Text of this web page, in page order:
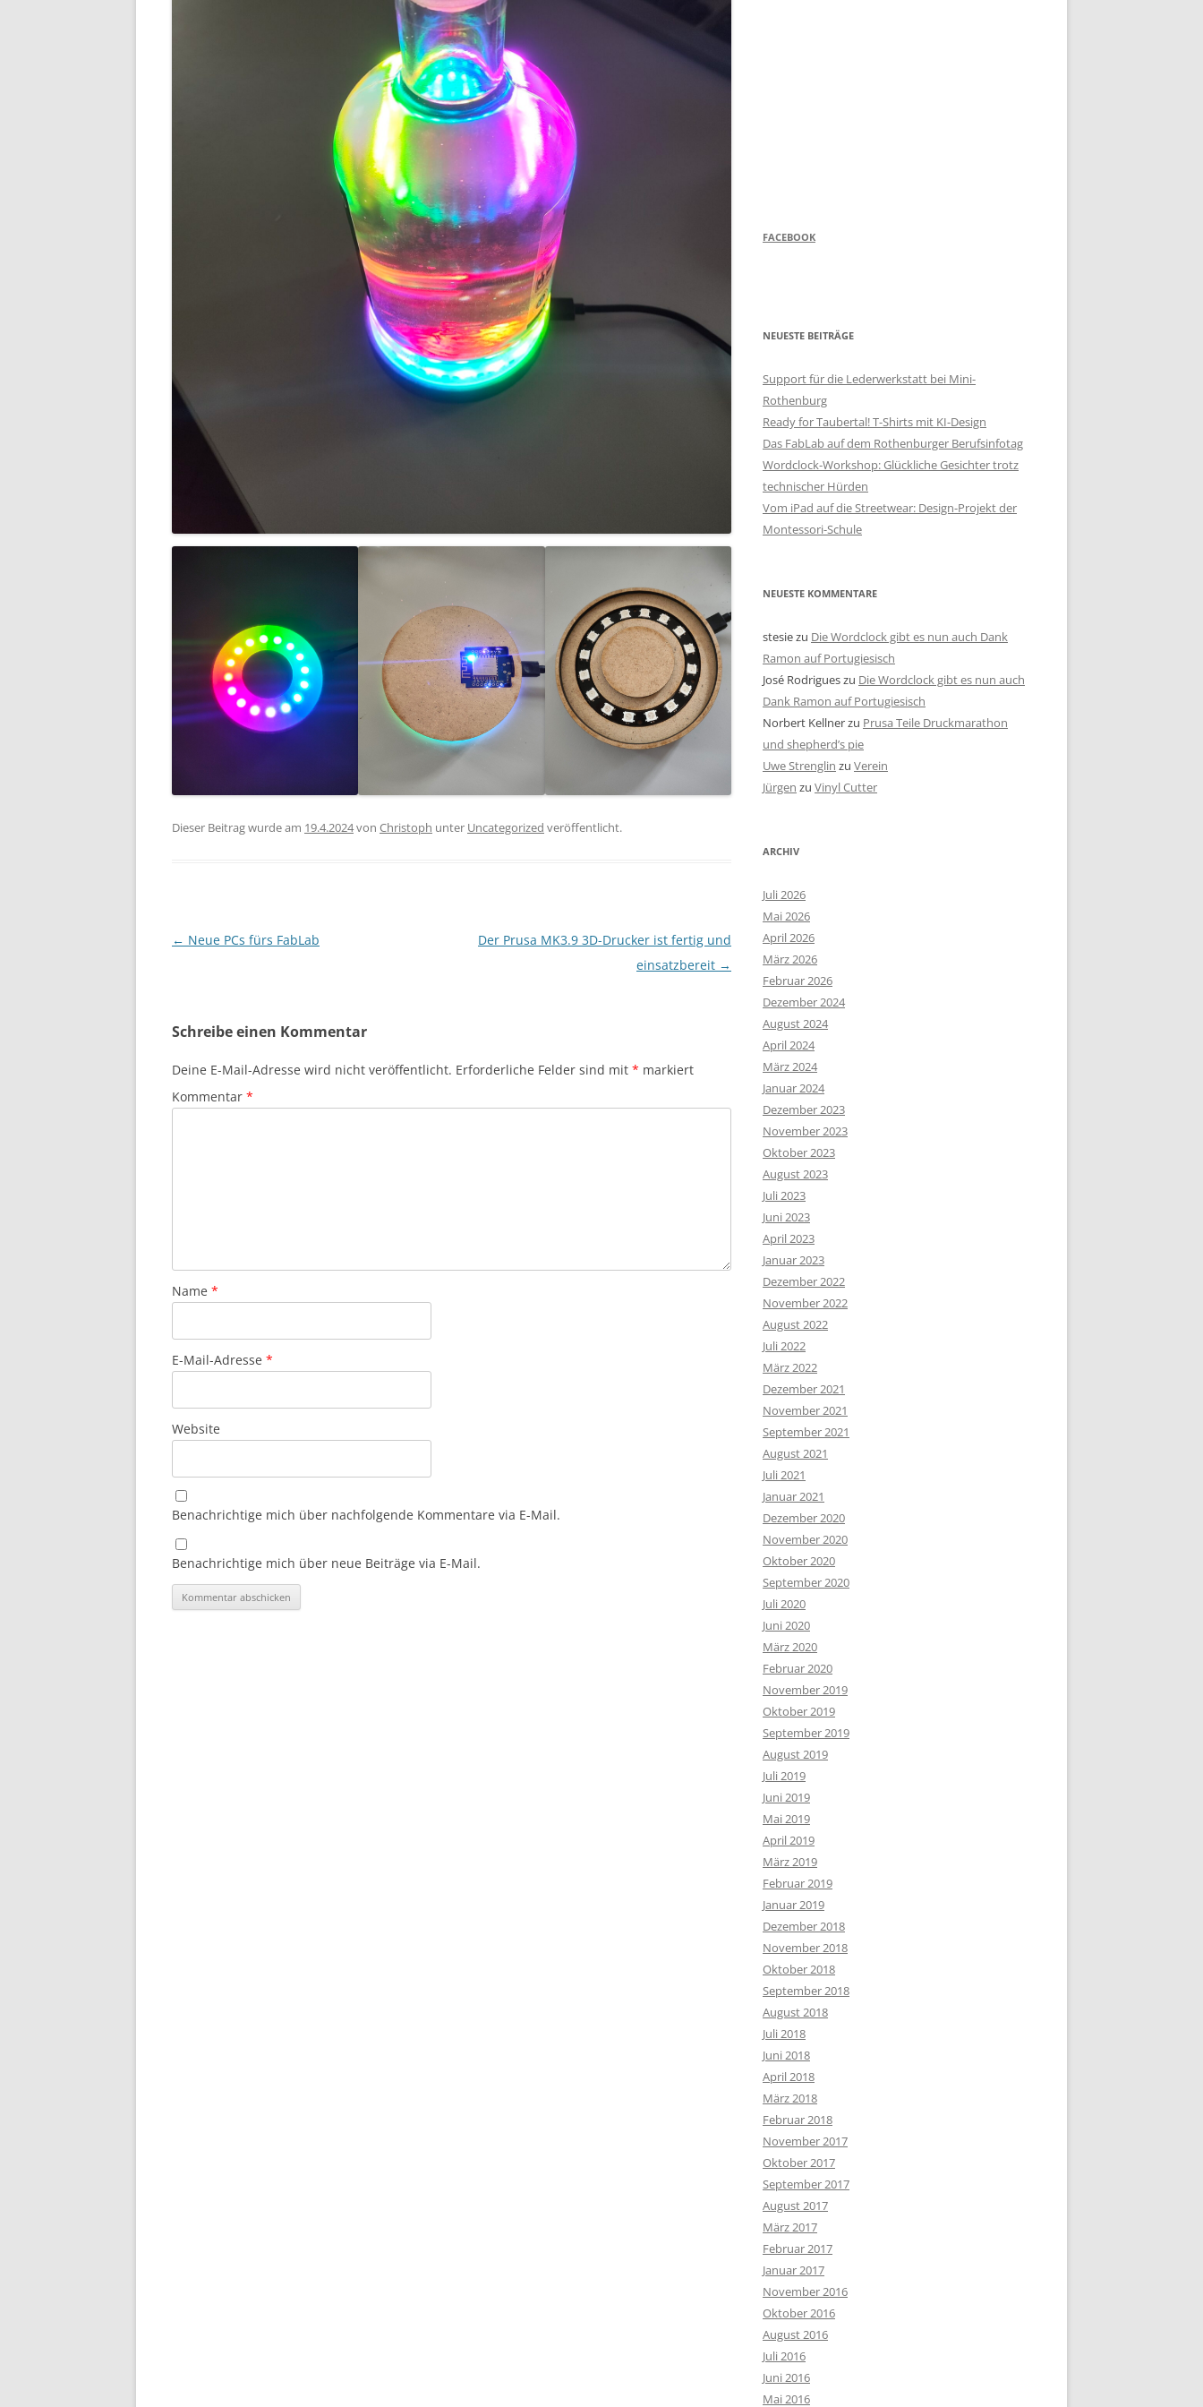
Dieser Beitrag wurde am 19.4.2024von Christoph unter Uncategorized veröffentlicht.
Beitragsnavigation
← Neue PCs fürs FabLab
Der Prusa MK3.9 3D-Drucker ist fertig und
einsatzbereit →
Schreibe einen Kommentar
Deine E-Mail-Adresse wird nicht veröffentlicht. Erforderliche Felder sind mit * markiert
Kommentar *
Name *
E-Mail-Adresse *
Website
Benachrichtige mich über nachfolgende Kommentare via E-Mail.
Benachrichtige mich über neue Beiträge via E-Mail.
FACEBOOK
NEUESTE BEITRÄGE
Support für die Lederwerkstatt bei Mini-
Rothenburg
Ready for Taubertal! T-Shirts mit KI-Design
Das FabLab auf dem Rothenburger Berufsinfotag
Wordclock-Workshop: Glückliche Gesichter trotz
technischer Hürden
Vom iPad auf die Streetwear: Design-Projekt der
Montessori-Schule
NEUESTE KOMMENTARE
stesiezu Die Wordclock gibt es nun auch Dank
Ramon auf Portugiesisch
José Rodrigueszu Die Wordclock gibt es nun auch
Dank Ramon auf Portugiesisch
Norbert Kellnerzu Prusa Teile Druckmarathon
und shepherd’s pie
Uwe Strenglin zu Verein
Jürgen zu Vinyl Cutter
ARCHIV
Juli 2026
Mai 2026
April 2026
März 2026
Februar 2026
Dezember 2024
August 2024
April 2024
März 2024
Januar 2024
Dezember 2023
November 2023
Oktober 2023
August 2023
Juli 2023
Juni 2023
April 2023
Januar 2023
Dezember 2022
November 2022
August 2022
Juli 2022
März 2022
Dezember 2021
November 2021
September 2021
August 2021
Juli 2021
Januar 2021
Dezember 2020
November 2020
Oktober 2020
September 2020
Juli 2020
Juni 2020
März 2020
Februar 2020
November 2019
Oktober 2019
September 2019
August 2019
Juli 2019
Juni 2019
Mai 2019
April 2019
März 2019
Februar 2019
Januar 2019
Dezember 2018
November 2018
Oktober 2018
September 2018
August 2018
Juli 2018
Juni 2018
April 2018
März 2018
Februar 2018
November 2017
Oktober 2017
September 2017
August 2017
März 2017
Februar 2017
Januar 2017
November 2016
Oktober 2016
August 2016
Juli 2016
Juni 2016
Mai 2016